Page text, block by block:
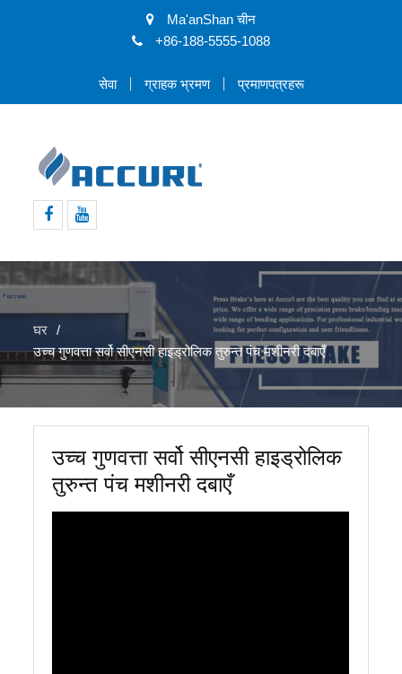
Ma'anShan चीन
+86-188-5555-1088
सेवा ग्राहक भ्रमण प्रमाणपत्रहरू
घर
उच्च गुणवत्ता सर्वो सीएनसी हाइड्रोलिक तुरुन्त पंच मशीनरी दबाएँ
उच्च गुणवत्ता सर्वो सीएनसी हाइड्रोलिक
तुरुन्त पंच मशीनरी दबाएँ